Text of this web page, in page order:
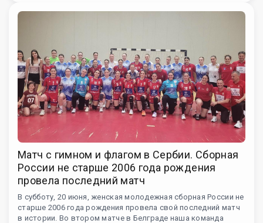
Матч с гимном и флагом в Сербии. Сборная
России не старше 2006 года рождения
провела последний матч
В субботу, 20 июня, женская молодежная сборная России не
старше 2006 года рождения провела свой последний матч
в истории. Во втором матче в Белграде наша команда